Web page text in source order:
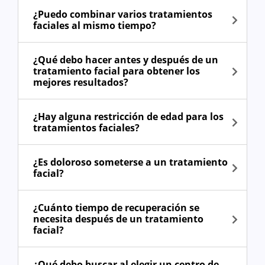
¿Puedo combinar varios tratamientos
faciales al mismo tiempo?
¿Qué debo hacer antes y después de un
tratamiento facial para obtener los
mejores resultados?
¿Hay alguna restricción de edad para los
tratamientos faciales?
¿Es doloroso someterse a un tratamiento
facial?
¿Cuánto tiempo de recuperación se
necesita después de un tratamiento
facial?